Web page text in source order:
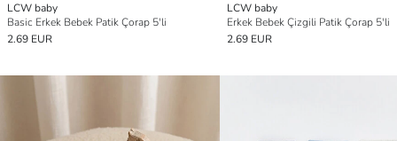
LCW baby
Basic Erkek Bebek Patik Çorap 5'li
2.69 EUR
LCW baby
Erkek Bebek Çizgili Patik Çorap 5'li
2.69 EUR